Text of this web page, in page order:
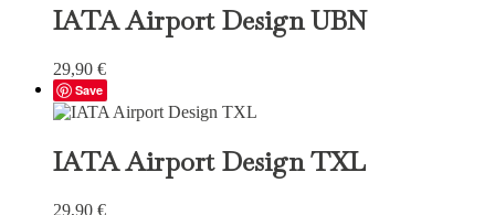
IATA Airport Design UBN
29,90 €
Save
IATA Airport Design TXL
29,90 €